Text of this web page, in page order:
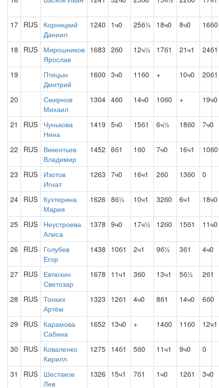
17 RUS
Корницкий
Даниил
1240 1ч0 25б½ 18ч0 8ч0 16б0
18 RUS
Мирошников
Ярослав
1683 2б0 12ч½ 17б1 21ч1 24б1
19
Птицын
Дмитрий
1600 3ч0 11б0 + 10ч0 20б1
20
Смирнов
Михаил
1304 4б0 14ч0 10б0 + 19ч0
21 RUS
Чунькова
Нина
1419 5ч0 15б1 6ч½ 18б0 7ч0
22 RUS
Викентьев
Владимир
1452 6б1 1б0 7ч0 16ч1 10б0
23 RUS
Изотов
Игнат
1263 7ч0 16ч1 2б0 13б0 0
24 RUS
Кухтерина
Мария
1626 8б½ 10ч1 32б0 6ч1 18ч0
25 RUS
Неустроева
Алиса
1378 9ч0 17ч½ 12б0 15б1 11ч0
26 RUS
Голубев
Егор
1438 10б1 2ч1 9б½ 3б1 4ч0
27 RUS
Евтюхин
Светозар
1678 11ч1 3б0 13ч1 5б½ 2б1
28 RUS Тонких
Артём
1323 12б1 4ч0 8б1 14ч0 6б0
29 RUS
Карамова
Сабина
1652 13ч0 + 14б0 11б0 12ч1
30 RUS
Коваленко
Кирилл
1275 14б1 5б0 11ч1 9ч0 0
31 RUS
Шестаков
Лев
1326 15ч1 7б1 1ч0 12б1 3ч0